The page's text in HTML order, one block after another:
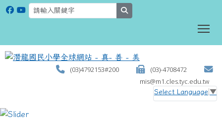
(03)4792153#200
(03)-4708472
mis@m1.cles.tyc.edu.tw
Select Language ▼